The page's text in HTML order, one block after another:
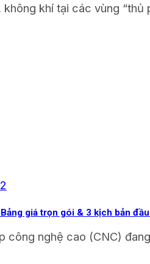
khí tại các vùng “thủ
giá trọn gói & 3 kịch bản
công nghệ cao (CNC)